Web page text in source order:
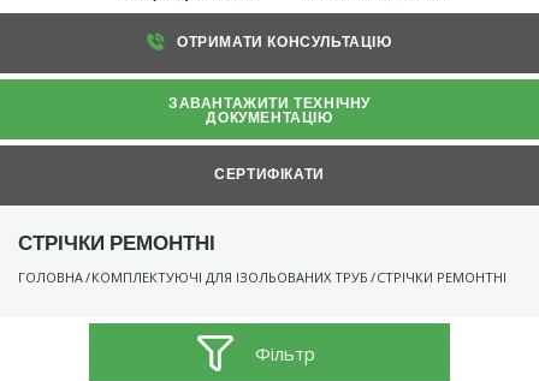
ОТРИМАТИ КОНСУЛЬТАЦІЮ
ЗАВАНТАЖИТИ ТЕХНІЧНУ
ДОКУМЕНТАЦІЮ
СЕРТИФІКАТИ
СТРІЧКИ РЕМОНТНІ
ГОЛОВНА/КОМПЛЕКТУЮЧІ ДЛЯ ІЗОЛЬОВАНИХ ТРУБ /СТРІЧКИ РЕМОНТНІ
Фільтр